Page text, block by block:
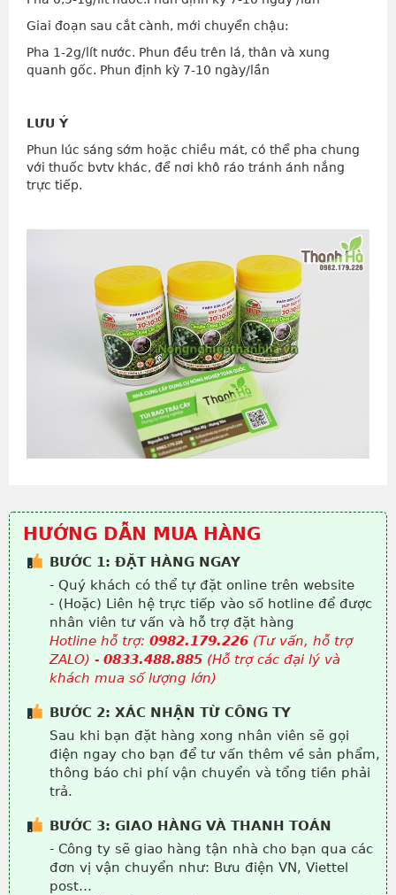
Giai đoạn sau cắt cành, mới chuyển chậu:
Pha 1-2g/lít nước. Phun đều trên lá, thân và xung
quanh gốc. Phun định kỳ 7-10 ngày/lần
LƯU Ý
Phun lúc sáng sớm hoặc chiều mát, có thể pha chung
với thuốc bvtv khác, để nơi khô ráo tránh ánh nắng
trực tiếp.
HƯỚNG DẪN MUA HÀNG
BƯỚC 1: ĐẶT HÀNG NGAY
- Quý khách có thể tự đặt online trên website
- (Hoặc) Liên hệ trực tiếp vào số hotline để được
nhân viên tư vấn và hỗ trợ đặt hàng
Hotline hỗ trợ: 0982.179.226 (Tư vấn, hỗ trợ
ZALO) - 0833.488.885 (Hỗ trợ các đại lý và
khách mua số lượng lớn)
BƯỚC 2: XÁC NHẬN TỪ CÔNG TY
Sau khi bạn đặt hàng xong nhân viên sẽ gọi
điện ngay cho bạn để tư vấn thêm về sản phẩm,
thông báo chi phí vận chuyển và tổng tiền phải
trả.
BƯỚC 3: GIAO HÀNG VÀ THANH TOÁN
- Công ty sẽ giao hàng tận nhà cho bạn qua các
đơn vị vận chuyển như: Bưu điện VN, Viettel
post…